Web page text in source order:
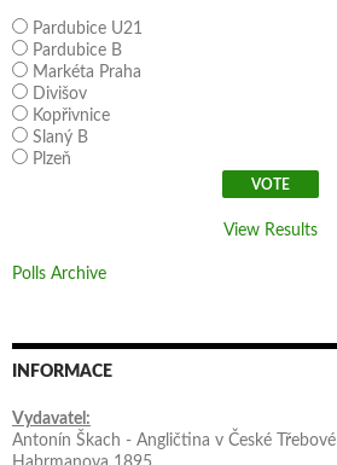
Pardubice U21
Pardubice B
Markéta Praha
Divišov
Kopřivnice
Slaný B
Plzeň
View Results
Polls Archive
INFORMACE
Vydavatel:
Antonín Škach - Angličtina v České Třebové